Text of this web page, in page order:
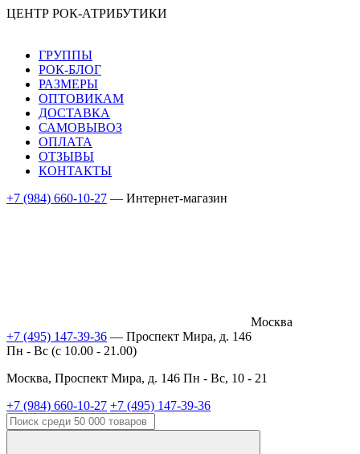
ЦЕНТР РОК-АТРИБУТИКИ
ГРУППЫ
РОК-БЛОГ
РАЗМЕРЫ
ОПТОВИКАМ
ДОСТАВКА
САМОВЫВОЗ
ОПЛАТА
ОТЗЫВЫ
КОНТАКТЫ
+7 (984) 660-10-27 — Интернет-магазин
Москва
+7 (495) 147-39-36 — Проспект Мира, д. 146
Пн - Вс (c 10.00 - 21.00)
Москва, Проспект Мира, д. 146 Пн - Вс, 10 - 21
+7 (984) 660-10-27 +7 (495) 147-39-36